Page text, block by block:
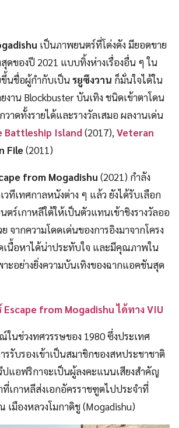
เป็นภาพยนตร์ที่โด่งดัง มียอดขาย
ดของปี 2021 แบบทิ้งห่างเรื่องอื่น ๆ ใน
นชื่อผู้กำกับเป็นรยูซึงวาน ก็มั่นใจได้ใน
งาน Blockbuster บันเทิง ชนิดเข้าตาโดน
าดทั้งรายได้และรางวัลเสมอ ผลงานเด่น
Battleship Island(2017), Veteran
File(2011)
from Mogadishu (2021) กำลัง
วทีเทศกาลหนังต่าง ๆ แล้ว ยังได้รับเลือก
ร์เกาหลีใต้ให้เป็นตัวแทนเข้าชิงรางวัลออ
จากความโดดเด่นของการอิงมาจากโครง
เนื้อหาได้น่าประทับใจ และมีคุณภาพใน
าะอย่างยิ่งความบันเทิงของฉากแอคชันสุด
from Mogadishu ได้ทาง VIU
ในช่วงทศวรรษของ 1980 ซึ่งประเทศ
รรับรองเข้าเป็นสมาชิกของสหประชาชาติ
ปแอฟริกาจะเป็นผู้ลงคะแนนเสียงสำคัญ
ที่เกาหลีส่งเอกอัครราชฑูตไปประจำที่
เมืองหลวงโมกาดิชู (Mogadishu)